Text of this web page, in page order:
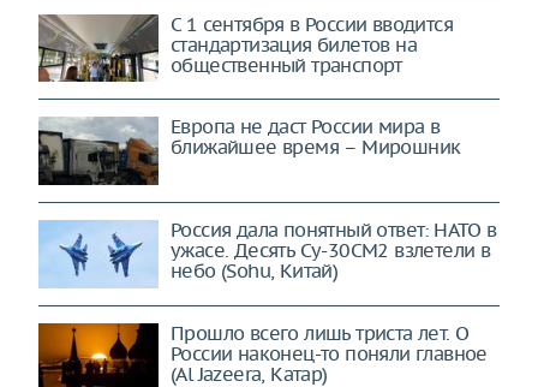
С 1 сентября в России вводится
стандартизация билетов на
общественный транспорт
Европа не даст России мира в
ближайшее время – Мирошник
Россия дала понятный ответ: НАТО в
ужасе. Десять Су-30СМ2 взлетели в
небо (Sohu, Китай)
Прошло всего лишь триста лет. О
России наконец-то поняли главное
(Al Jazeera, Катар)